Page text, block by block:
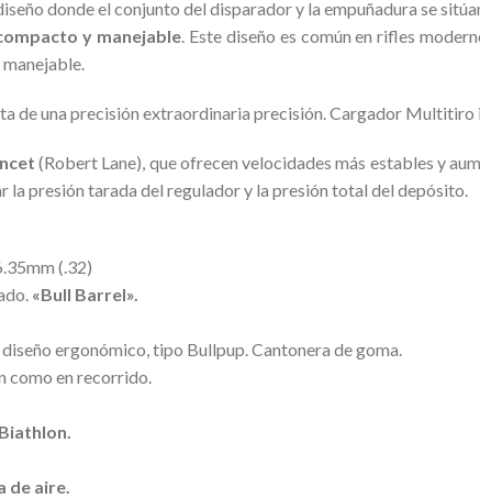
donde el conjunto del disparador y la empuñadura se
y manejable . Este diseño es común en rifles
de una precisión extraordinaria precisión. Cargador Multitiro
(Robert Lane), que ofrecen velocidades más estables y
la presión tarada del regulador y la presión total del depósito.
(.32)
«Bull Barrel».
ergonómico, tipo Bullpup. Cantonera de goma.
como en recorrido.
de aire.